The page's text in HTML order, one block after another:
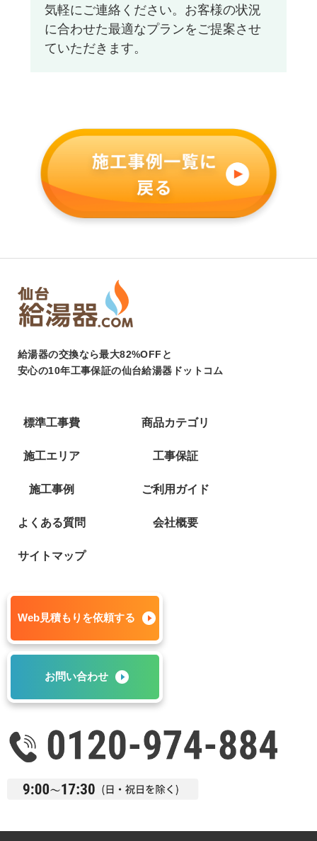
気軽にご連絡ください。お客様の状況
に合わせた最適なプランをご提案させ
ていただきます。
給湯器の交換なら最大82%OFFと
安心の10年工事保証の仙台給湯器ドットコム
標準工事費 商品カテゴリ
施工エリア 工事保証
施工事例 ご利用ガイド
よくある質問 会社概要
サイトマップ
Web見積もりを依頼する
お問い合わせ